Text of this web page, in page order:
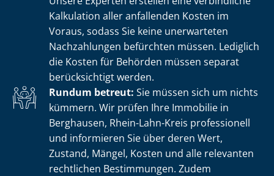
Kalkulation aller anfallenden Kosten im
Voraus, sodass Sie keine unerwarteten
Nachzahlungen befürchten müssen. Lediglich
die Kosten für Behörden müssen separat
berücksichtigt werden.
Rundum betreut: Sie müssen sich um nichts
kümmern. Wir prüfen Ihre Immobilie in
Berghausen, Rhein-Lahn-Kreis professionell
und informieren Sie über deren Wert,
Zustand, Mängel, Kosten und alle relevanten
rechtlichen Bestimmungen. Zudem